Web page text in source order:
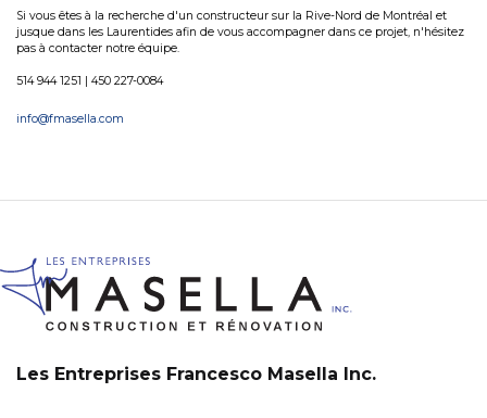
Si vous êtes à la recherche d'un constructeur sur la Rive-Nord de Montréal et
jusque dans les Laurentides afin de vous accompagner dans ce projet, n'hésitez
pas à contacter notre équipe.
514 944 1251 | 450 227-0084
info@fmasella.com
Les Entreprises Francesco Masella Inc.